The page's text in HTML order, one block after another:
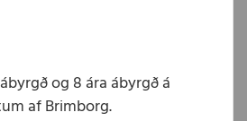
og 8 ára ábyrgð á
af Brimborg.